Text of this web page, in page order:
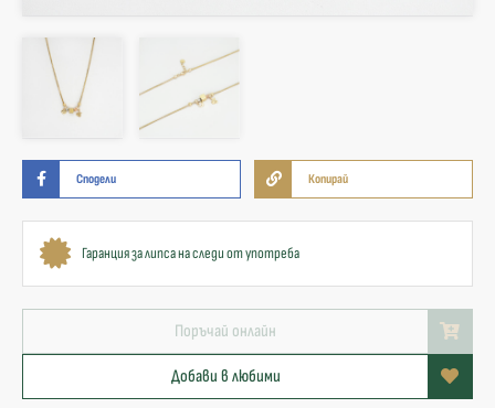
Сподели Копирай
Гаранция за липса на следи от употреба
Поръчай онлайн
Добави в любими